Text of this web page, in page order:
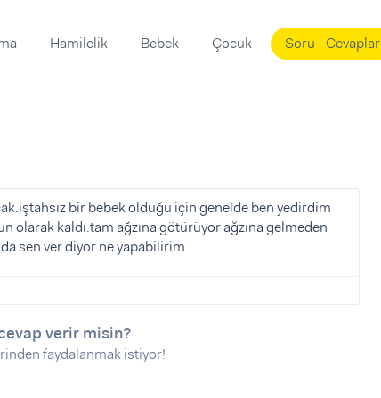
Hamilelik Bebek Çocuk Soru - Cevaplar
bir bebek olduğu için genelde ben yedirdim
olarak kaldı.tam ağzına götürüyor ağzına gelmeden
sen ver diyor.ne yapabilirim
verir misin?
faydalanmak istiyor!